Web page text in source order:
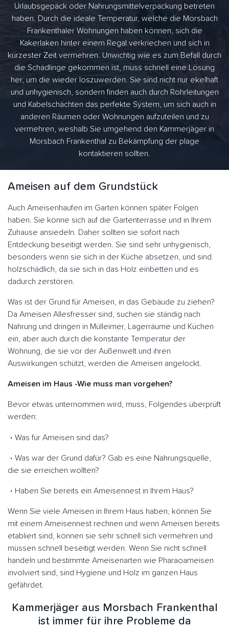
Urlaubsgepäck oder Nahrungsmittelverpackung betreten
haben. Durch die ideale Temperatur, welche die Morsbach
Frankenthaler Wohnungen haben können, sich die
Kakerlaken hinter einem Regal verkriechen und sich in
kürzester Zeit vermehren. Unwichtig wie es zum Befall durch
die Schädlinge gekommen ist, muss schnell eine Lösung
her, um die wieder loszuwerden. Sie sind nicht nur ekelhaft
und unhygienisch, sondern finden auch durch Rohrleitungen
und Kabelschächten das perfekte System, um sich auch in
anderen Räumen oder Wohnungen aufzuteilen und zu
vermehren, weshalb Sie umgehend den Kammerjäger in
Morsbach Frankenthal zu Bekämpfung der plage
kontaktieren sollten.
Ameisen auf dem Grundstück
Auch Ameisenhaufen im Garten können später Folgen
haben. Sie könne sich auf die Gartenterrasse und in Ihrem
Zuhause ansiedeln. Daher sollten sie sofort nach
Entdeckung beseitigt werden. Sie sind sehr unhygienisch,
besonders wenn sie sich in der Küche absetzen, und sind
holzschädlich, da sie sich in das Holz einbetten und es
dadurch zerstören.
Was ist der Grund für Ameisen, in das Gebäude zu ziehen?
Da Ameisen Allesfresser sind, suchen sie ständig nach
Nahrung und dringen in Mülleimer, Lagerräume und Küchen
ein, aber auch durch die konstante Temperatur der
Wohnung, die sie vor der Außenwelt und ihren
Auswirkungen schützt, werden die Ameisen angelockt.
Ameisen im Haus -Wie muss man vorgehen?
Bevor etwas unternommen wird, muss, Folgendes überprüft
werden:
Was für Ameisen sind das?
Was war der Grund dafür? Gab es eine Nahrungsquelle,
die sie erreichen wollten?
Haben Sie bereits ein Ameisennest in Ihrem Haus?
Wenn Sie viele Ameisen in Ihrem Haus haben, können Sie
mit einem Ameisennest rechnen und wenn Ameisen bereits
etabliert sind, können sie sehr schnell sich vermehren und
müssen schnell beseitigt werden. Wenn Sie nicht schnell
handeln und bestimmte Ameisenarten wie Pharaoameisen
involviert sind, sind Hygiene und Holz im ganzen Haus
gefährdet.
Kammerjäger aus Morsbach Frankenthal
ist immer für ihre Probleme da